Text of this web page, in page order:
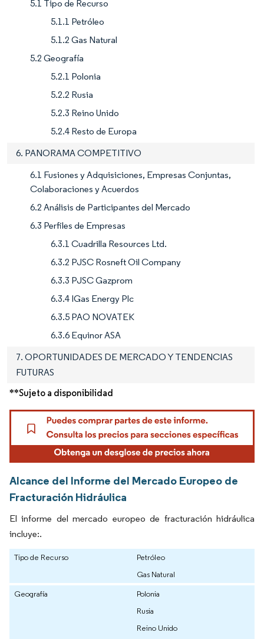
5.1 Tipo de Recurso
5.1.1 Petróleo
5.1.2 Gas Natural
5.2 Geografía
5.2.1 Polonia
5.2.2 Rusia
5.2.3 Reino Unido
5.2.4 Resto de Europa
6. PANORAMA COMPETITIVO
6.1 Fusiones y Adquisiciones, Empresas Conjuntas,
Colaboraciones y Acuerdos
6.2 Análisis de Participantes del Mercado
6.3 Perfiles de Empresas
6.3.1 Cuadrilla Resources Ltd.
6.3.2 PJSC Rosneft Oil Company
6.3.3 PJSC Gazprom
6.3.4 IGas Energy Plc
6.3.5 PAO NOVATEK
6.3.6 Equinor ASA
7. OPORTUNIDADES DE MERCADO Y TENDENCIAS
FUTURAS
**Sujeto a disponibilidad
Alcance del Informe del Mercado Europeo de
Fracturación Hidráulica
El informe del mercado europeo de fracturación hidráulica
incluye:.
Tipo de Recurso
Petróleo
Gas Natural
Geografía
Polonia
Rusia
Reino Unido